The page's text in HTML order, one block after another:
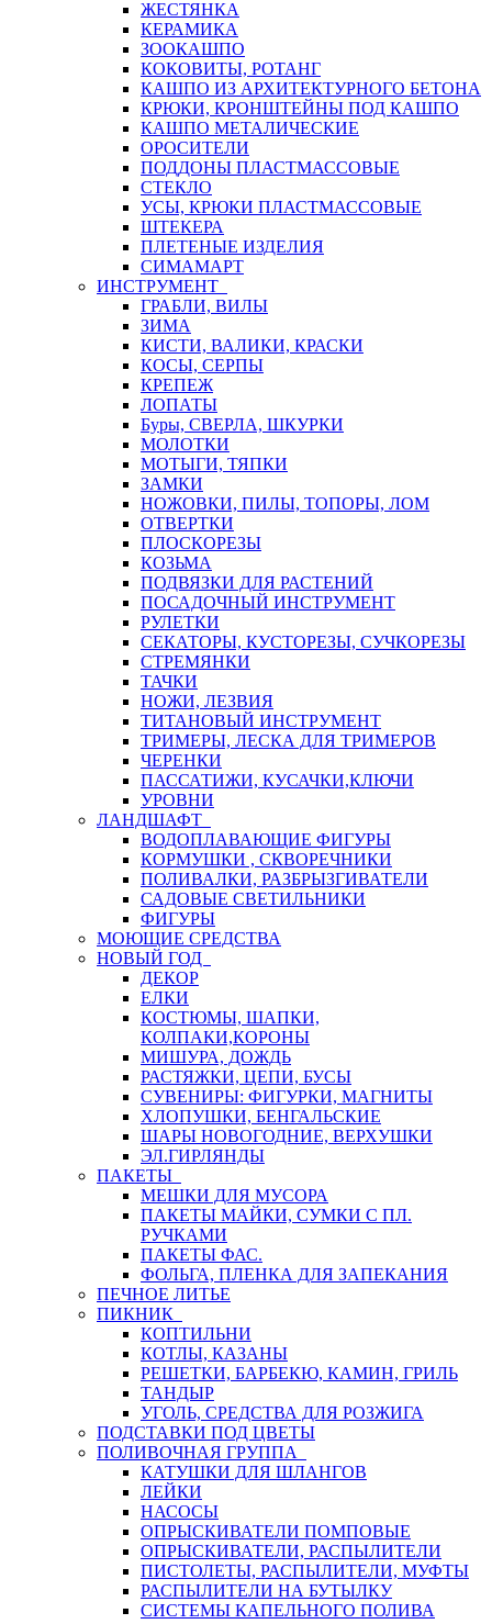
ЖЕСТЯНКА
КЕРАМИКА
ЗООКАШПО
КОКОВИТЫ, РОТАНГ
КАШПО ИЗ АРХИТЕКТУРНОГО БЕТОНА
КРЮКИ, КРОНШТЕЙНЫ ПОД КАШПО
КАШПО МЕТАЛИЧЕСКИЕ
ОРОСИТЕЛИ
ПОДДОНЫ ПЛАСТМАССОВЫЕ
СТЕКЛО
УСЫ, КРЮКИ ПЛАСТМАССОВЫЕ
ШТЕКЕРА
ПЛЕТЕНЫЕ ИЗДЕЛИЯ
СИМАМАРТ
ИНСТРУМЕНТ
ГРАБЛИ, ВИЛЫ
ЗИМА
КИСТИ, ВАЛИКИ, КРАСКИ
КОСЫ, СЕРПЫ
КРЕПЕЖ
ЛОПАТЫ
Буры, СВЕРЛА, ШКУРКИ
МОЛОТКИ
МОТЫГИ, ТЯПКИ
ЗАМКИ
НОЖОВКИ, ПИЛЫ, ТОПОРЫ, ЛОМ
ОТВЕРТКИ
ПЛОСКОРЕЗЫ
КОЗЬМА
ПОДВЯЗКИ ДЛЯ РАСТЕНИЙ
ПОСАДОЧНЫЙ ИНСТРУМЕНТ
РУЛЕТКИ
СЕКАТОРЫ, КУСТОРЕЗЫ, СУЧКОРЕЗЫ
СТРЕМЯНКИ
ТАЧКИ
НОЖИ, ЛЕЗВИЯ
ТИТАНОВЫЙ ИНСТРУМЕНТ
ТРИМЕРЫ, ЛЕСКА ДЛЯ ТРИМЕРОВ
ЧЕРЕНКИ
ПАССАТИЖИ, КУСАЧКИ,КЛЮЧИ
УРОВНИ
ЛАНДШАФТ
ВОДОПЛАВАЮЩИЕ ФИГУРЫ
КОРМУШКИ , СКВОРЕЧНИКИ
ПОЛИВАЛКИ, РАЗБРЫЗГИВАТЕЛИ
САДОВЫЕ СВЕТИЛЬНИКИ
ФИГУРЫ
МОЮЩИЕ СРЕДСТВА
НОВЫЙ ГОД
ДЕКОР
ЕЛКИ
КОСТЮМЫ, ШАПКИ,
КОЛПАКИ,КОРОНЫ
МИШУРА, ДОЖДЬ
РАСТЯЖКИ, ЦЕПИ, БУСЫ
СУВЕНИРЫ: ФИГУРКИ, МАГНИТЫ
ХЛОПУШКИ, БЕНГАЛЬСКИЕ
ШАРЫ НОВОГОДНИЕ, ВЕРХУШКИ
ЭЛ.ГИРЛЯНДЫ
ПАКЕТЫ
МЕШКИ ДЛЯ МУСОРА
ПАКЕТЫ МАЙКИ, СУМКИ С ПЛ.
РУЧКАМИ
ПАКЕТЫ ФАС.
ФОЛЬГА, ПЛЕНКА ДЛЯ ЗАПЕКАНИЯ
ПЕЧНОЕ ЛИТЬЕ
ПИКНИК
КОПТИЛЬНИ
КОТЛЫ, КАЗАНЫ
РЕШЕТКИ, БАРБЕКЮ, КАМИН, ГРИЛЬ
ТАНДЫР
УГОЛЬ, СРЕДСТВА ДЛЯ РОЗЖИГА
ПОДСТАВКИ ПОД ЦВЕТЫ
ПОЛИВОЧНАЯ ГРУППА
КАТУШКИ ДЛЯ ШЛАНГОВ
ЛЕЙКИ
НАСОСЫ
ОПРЫСКИВАТЕЛИ ПОМПОВЫЕ
ОПРЫСКИВАТЕЛИ, РАСПЫЛИТЕЛИ
ПИСТОЛЕТЫ, РАСПЫЛИТЕЛИ, МУФТЫ
РАСПЫЛИТЕЛИ НА БУТЫЛКУ
СИСТЕМЫ КАПЕЛЬНОГО ПОЛИВА